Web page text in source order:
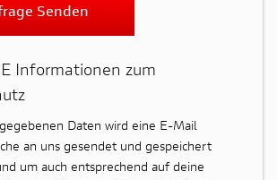
Senden
Informationen zum
Daten wird eine E-Mail
an uns gesendet und gespeichert
um auch entsprechend auf deine